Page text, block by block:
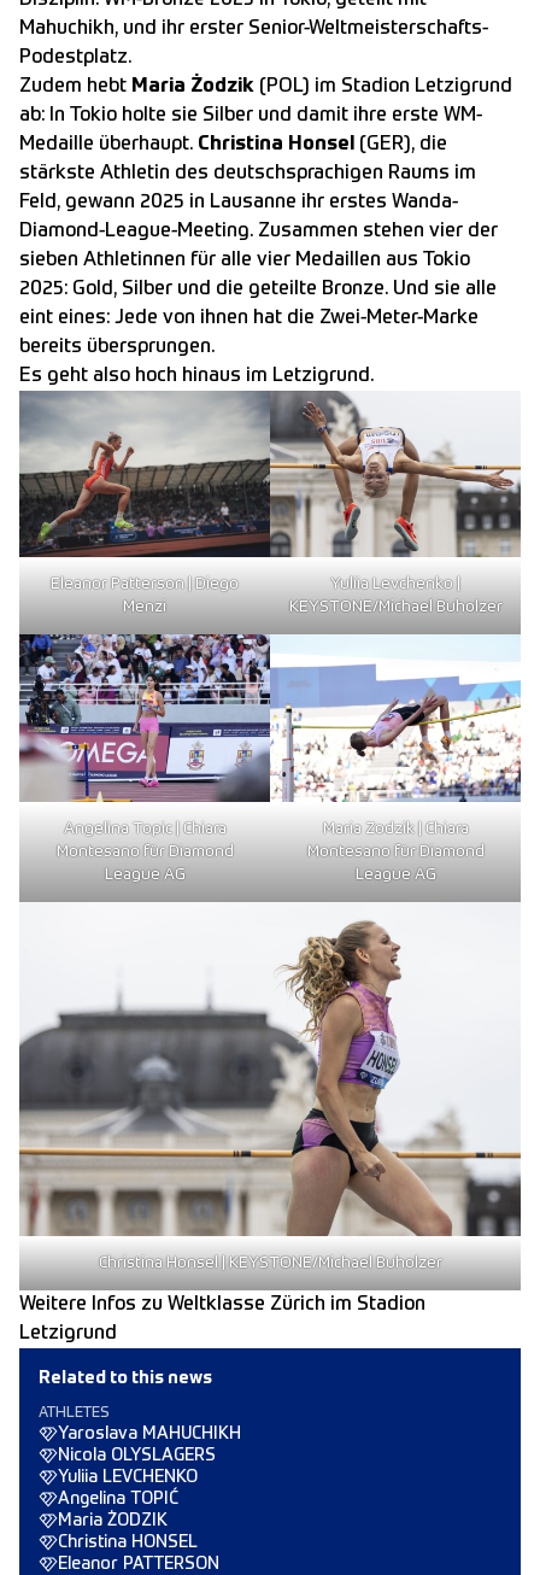
Mahuchikh, und ihr erster Senior-Weltmeisterschafts-
Podestplatz.
Zudem hebt Maria Żodzik (POL) im Stadion Letzigrund
ab: In Tokio holte sie Silber und damit ihre erste WM-
Medaille überhaupt. Christina Honsel
(GER), die
stärkste Athletin des deutschsprachigen Raums im
Feld, gewann 2025 in Lausanne ihr erstes Wanda-
Diamond-League-Meeting. Zusammen stehen vier der
sieben Athletinnen für alle vier Medaillen aus Tokio
2025: Gold, Silber und die geteilte Bronze. Und sie alle
eint eines: Jede von ihnen hat die Zwei-Meter-Marke
bereits übersprungen.
Es geht also hoch hinaus im Letzigrund.
Eleanor Patterson | Diego
Menzi
Yuliia Levchenko |
KEYSTONE/Michael Buholzer
Angelina Topic | Chiara
Montesano für Diamond
League AG
Maria Zodzik | Chiara
Montesano für Diamond
League AG
Christina Honsel | KEYSTONE/Michael Buholzer
Weitere Infos zu Weltklasse Zürich im Stadion
Letzigrund
Related to this news
ATHLETES
Yaroslava MAHUCHIKH
Nicola OLYSLAGERS
Yuliia LEVCHENKO
Angelina TOPIĆ
Maria ŻODZIK
Christina HONSEL
Eleanor PATTERSON